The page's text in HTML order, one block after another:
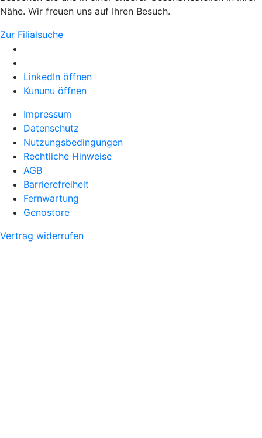
Nähe. Wir freuen uns auf Ihren Besuch.
Zur Filialsuche
LinkedIn öffnen
Kununu öffnen
Impressum
Datenschutz
Nutzungsbedingungen
Rechtliche Hinweise
AGB
Barrierefreiheit
Fernwartung
Genostore
Vertrag widerrufen